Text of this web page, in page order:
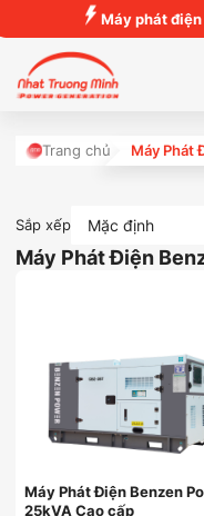
Máy phát
Trang chủ Máy Phát
Máy Phát Điện
Sắp xếp Mặc định
Máy Phát Điện Benzen
25kVA Cao cấp